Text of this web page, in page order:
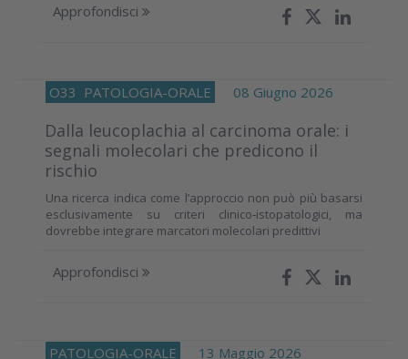
Approfondisci
O33 PATOLOGIA-ORALE 08 Giugno 2026
Dalla leucoplachia al carcinoma orale: i
segnali molecolari che predicono il
rischio
Una ricerca indica come l’approccio non può più basarsi
esclusivamente su criteri clinico‑istopatologici, ma
dovrebbe integrare marcatori molecolari predittivi
Approfondisci
PATOLOGIA-ORALE 13 Maggio 2026